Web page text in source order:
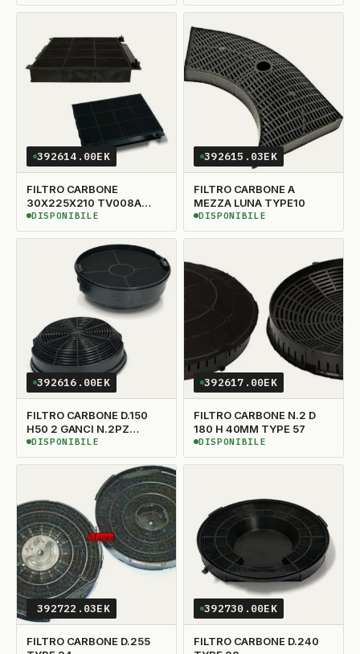
392614.00EK
FILTRO CARBONE
30X225X210 TV008A
ADATTABILE TYPE15
DISPONIBILE
DISPONIBILE
392615.03EK
FILTRO CARBONE A
MEZZA LUNA TYPE10
DISPONIBILE
DISPONIBILE
392616.00EK
FILTRO CARBONE D.150
H50 2 GANCI N.2PZ
TYPE47
DISPONIBILE
DISPONIBILE
392617.00EK
FILTRO CARBONE N.2 D
180 H 40MM TYPE 57
DISPONIBILE
DISPONIBILE
392722.03EK
FILTRO CARBONE D.255
392730.00EK
FILTRO CARBONE D.240